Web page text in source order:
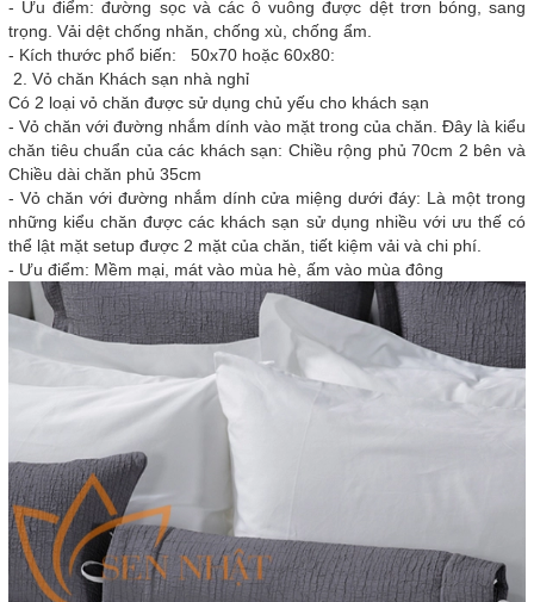
- Ưu điểm: đường sọc và các ô vuông được dệt trơn bóng, sang
trọng. Vải dệt chống nhăn, chống xù, chống ẩm.
- Kích thước phổ biến: 50x70 hoặc 60x80:
2. Vỏ chăn Khách sạn nhà nghỉ
Có 2 loại vỏ chăn được sử dụng chủ yếu cho khách sạn
- Vỏ chăn với đường nhắm dính vào mặt trong của chăn. Đây là kiểu
chăn tiêu chuẩn của các khách sạn: Chiều rộng phủ 70cm 2 bên và
Chiều dài chăn phủ 35cm
- Vỏ chăn với đường nhắm dính cửa miệng dưới đáy: Là một trong
những kiểu chăn được các khách sạn sử dụng nhiều với ưu thế có
thể lật mặt setup được 2 mặt của chăn, tiết kiệm vải và chi phí.
- Ưu điểm: Mềm mại, mát vào mùa hè, ấm vào mùa đông